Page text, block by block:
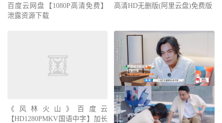
百度云网盘【1080P高清免费】
泄露资源下载
高清HD无删版(阿里云盘)免费版
《风林火山》百度云
【HD1280PMKV国语中字】加长